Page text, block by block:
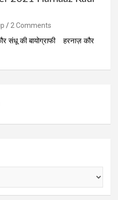
2 Comments
संधू की बायोग्राफी हरनाज़ कौर